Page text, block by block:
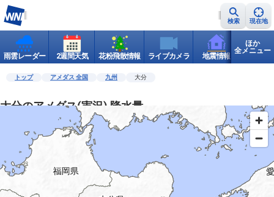
検索 現在地
雨雲レーダー 2週間天気 花粉飛散情報 ライブカメラ 地震情報 世界天
ほか
全メニュー
トップ アメダス 全国 九州 大分
大分のアメダス(実況) 降水量